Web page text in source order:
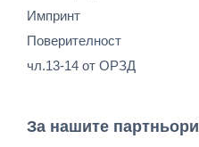
Импринт
Поверителност
чл.13-14 от ОРЗД
За нашите партньори